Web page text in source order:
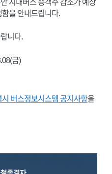
시내버스 승객수 감소가 예상
을 안내드립니다.
니다.
금)
시 버스정보시스템 공지사항을